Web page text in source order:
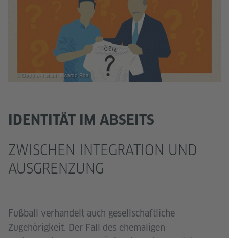
IDENTITÄT IM ABSEITS
ZWISCHEN INTEGRATION UND
AUSGRENZUNG
Fußball verhandelt auch gesellschaftliche
Zugehörigkeit. Der Fall des ehemaligen
© Goethe-Institut, Ricardo Roa